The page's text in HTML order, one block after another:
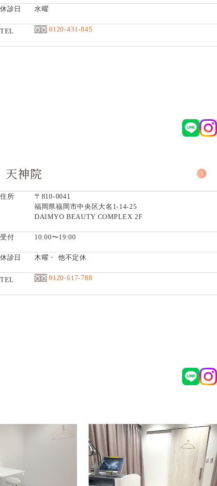
休診日 水曜
TEL 0120-431-845
天神院
住所
〒810-0041
福岡県福岡市中央区大名1-14-25
DAIMYO BEAUTY COMPLEX 2F
受付 10:00〜19:00
休診日 木曜・ 他不定休
TEL 0120-617-788